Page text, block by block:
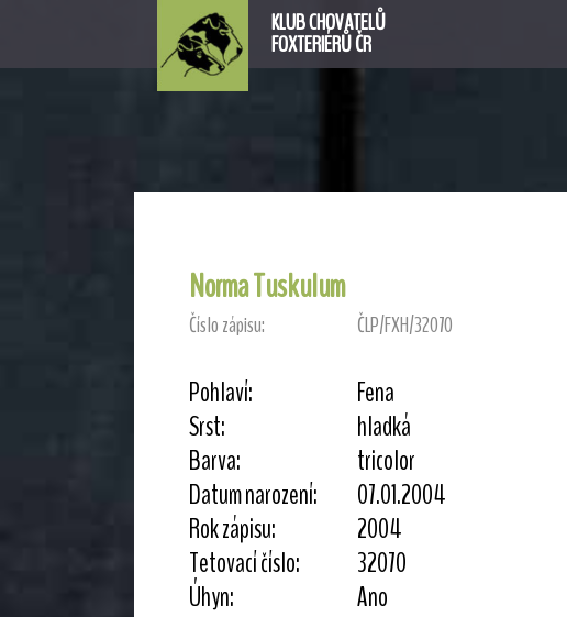
KLUB CHOVATELŮ
FOXTERIÉRŮ ČR
Norma Tuskulum
Číslo zápisu: ČLP/FXH/32070
Pohlaví:
Fena
Srst:
hladká
Barva:
tricolor
Datum narození:
07.01.2004
Rok zápisu:
2004
Tetovací číslo:
32070
Úhyn:
Ano